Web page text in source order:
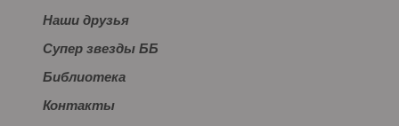
Наши друзья
Супер звезды ББ
Библиотека
Контакты